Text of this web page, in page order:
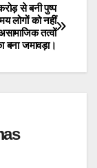
से बनी पुष्प
लोगों को नहीं
तत्वों
बना जमावड़ा।